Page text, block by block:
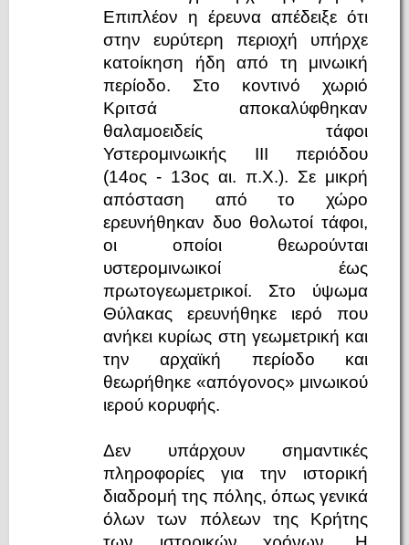
Επιπλέον η έρευνα απέδειξε ότι
στην ευρύτερη περιοχή υπήρχε
κατοίκηση ήδη από τη μινωική
περίοδο. Στο κοντινό χωριό
Κριτσά αποκαλύφθηκαν
θαλαμοειδείς τάφοι
Υστερομινωικής ΙΙΙ περιόδου
(14ος - 13ος αι. π.Χ.). Σε μικρή
απόσταση από το χώρο
ερευνήθηκαν δυο θολωτοί τάφοι,
οι οποίοι θεωρούνται
υστερομινωικοί έως
πρωτογεωμετρικοί. Στο ύψωμα
Θύλακας ερευνήθηκε ιερό που
ανήκει κυρίως στη γεωμετρική και
την αρχαϊκή περίοδο και
θεωρήθηκε «απόγονος» μινωικού
ιερού κορυφής.
Δεν υπάρχουν σημαντικές
πληροφορίες για την ιστορική
διαδρομή της πόλης, όπως γενικά
όλων των πόλεων της Κρήτης